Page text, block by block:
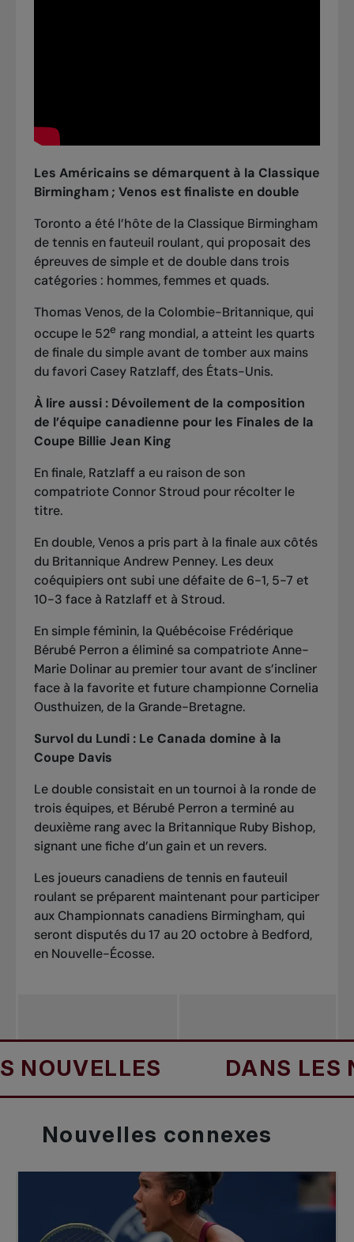
Les Américains se démarquent à la Classique
Birmingham ; Venos est finaliste en double
Toronto a été l’hôte de la Classique Birmingham
de tennis en fauteuil roulant, qui proposait des
épreuves de simple et de double dans trois
catégories : hommes, femmes et quads.
Thomas Venos, de la Colombie-Britannique, qui
occupe le 52e rang mondial, a atteint les quarts
de finale du simple avant de tomber aux mains
du favori Casey Ratzlaff, des États-Unis.
À lire aussi : Dévoilement de la composition
de l’équipe canadienne pour les Finales de la
Coupe Billie Jean King
En finale, Ratzlaff a eu raison de son
compatriote Connor Stroud pour récolter le
titre.
En double, Venos a pris part à la finale aux côtés
du Britannique Andrew Penney. Les deux
coéquipiers ont subi une défaite de 6-1, 5-7 et
10-3 face à Ratzlaff et à Stroud.
En simple féminin, la Québécoise Frédérique
Bérubé Perron a éliminé sa compatriote Anne-
Marie Dolinar au premier tour avant de s’incliner
face à la favorite et future championne Cornelia
Ousthuizen, de la Grande-Bretagne.
Survol du Lundi : Le Canada domine à la
Coupe Davis
Le double consistait en un tournoi à la ronde de
trois équipes, et Bérubé Perron a terminé au
deuxième rang avec la Britannique Ruby Bishop,
signant une fiche d’un gain et un revers.
Les joueurs canadiens de tennis en fauteuil
roulant se préparent maintenant pour participer
aux Championnats canadiens Birmingham, qui
seront disputés du 17 au 20 octobre à Bedford,
en Nouvelle-Écosse.
DANS LES
Nouvelles connexes